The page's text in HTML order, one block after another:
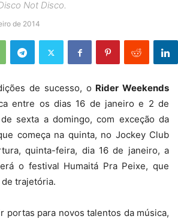
Not Disco.
de 2014
de sucesso, o Rider Weekends
entre os dias 16 de janeiro e 2 de
sexta a domingo, com exceção da
começa na quinta, no Jockey Club
quinta-feira, dia 16 de janeiro, a
o festival Humaitá Pra Peixe, que
trajetória.
portas para novos talentos da música,